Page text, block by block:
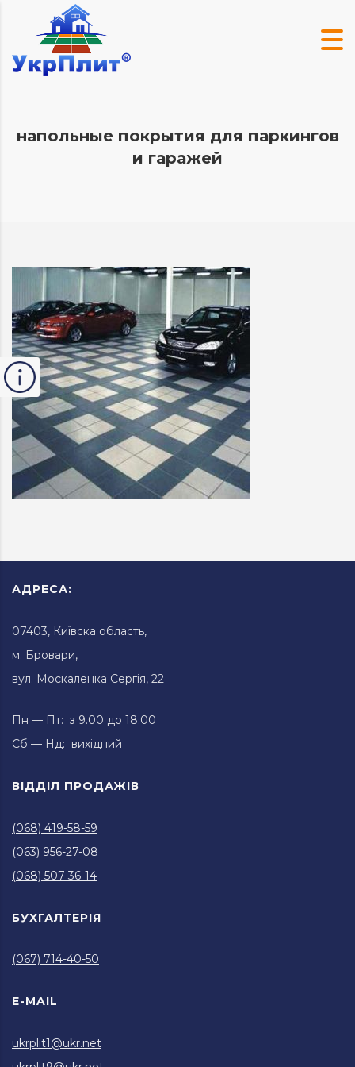
напольные покрытия для паркингов
и гаражей
АДРЕСА:
07403, Київска область,
м. Бровари,
вул. Москаленка Сергія, 22
Пн — Пт: з 9.00 до 18.00
Сб — Нд: вихідний
ВІДДІЛ ПРОДАЖІВ
(068) 419-58-59
(063) 956-27-08
(068) 507-36-14
БУХГАЛТЕРІЯ
(067) 714-40-50
E-MAIL
ukrplit1@ukr.net